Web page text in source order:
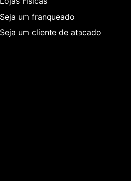
Seja um franqueado
Seja um cliente de atacado